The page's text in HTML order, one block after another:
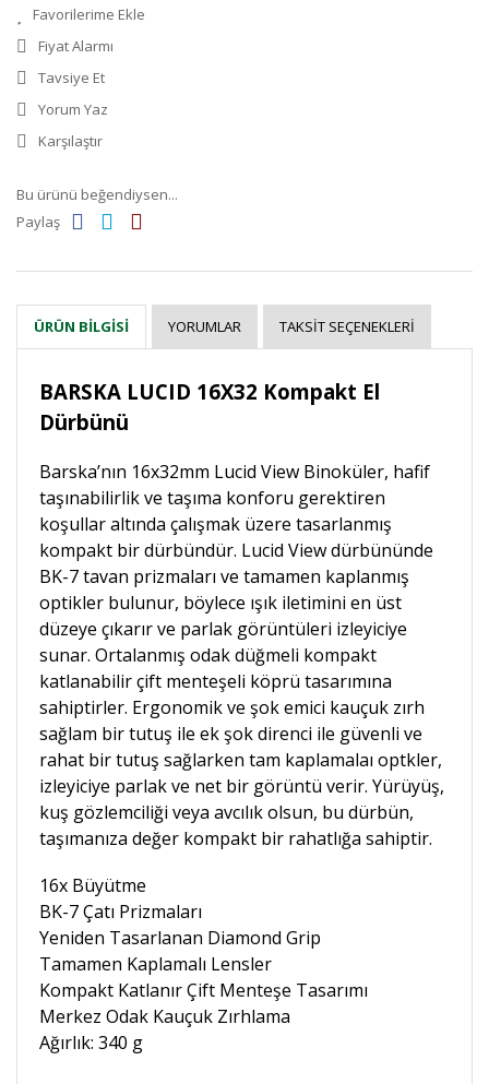
Fiyat Alarmı
Tavsiye Et
Yorum Yaz
Karşılaştır
Bu ürünü beğendiysen...
Paylaş
ÜRÜN BILGISI YORUMLAR TAKSIT SEÇENEKLERI
BARSKA LUCID 16X32 Kompakt El
Dürbünü
Barska’nın 16x32mm Lucid View Binoküler, hafif
taşınabilirlik ve taşıma konforu gerektiren
koşullar altında çalışmak üzere tasarlanmış
kompakt bir dürbündür. Lucid View dürbününde
BK-7 tavan prizmaları ve tamamen kaplanmış
optikler bulunur, böylece ışık iletimini en üst
düzeye çıkarır ve parlak görüntüleri izleyiciye
sunar. Ortalanmış odak düğmeli kompakt
katlanabilir çift menteşeli köprü tasarımına
sahiptirler. Ergonomik ve şok emici kauçuk zırh
sağlam bir tutuş ile ek şok direnci ile güvenli ve
rahat bir tutuş sağlarken tam kaplamalaı optkler,
izleyiciye parlak ve net bir görüntü verir. Yürüyüş,
kuş gözlemciliği veya avcılık olsun, bu dürbün,
taşımanıza değer kompakt bir rahatlığa sahiptir.
16x Büyütme
BK-7 Çatı Prizmaları
Yeniden Tasarlanan Diamond Grip
Tamamen Kaplamalı Lensler
Kompakt Katlanır Çift Menteşe Tasarımı
Merkez Odak Kauçuk Zırhlama
Ağırlık: 340 g